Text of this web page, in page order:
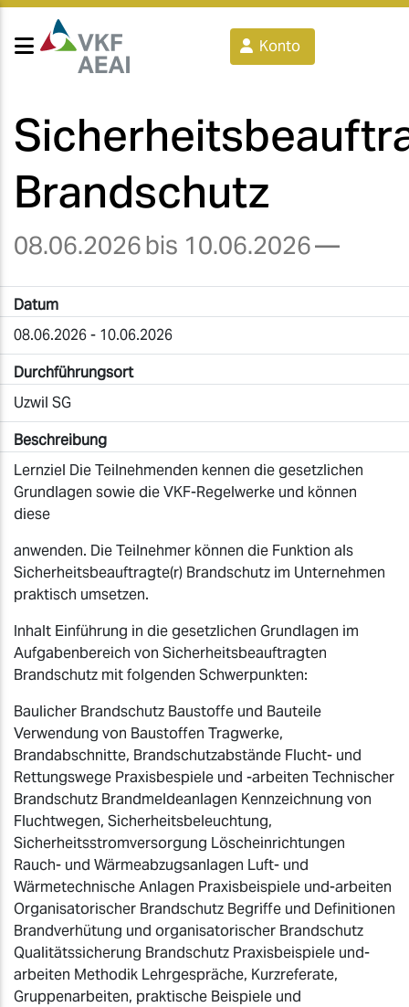
Konto
Brandschutz
08.06.2026bis 10.06.2026—
Datum
08.06.2026 - 10.06.2026
Durchführungsort
Uzwil SG
Beschreibung
Lernziel Die Teilnehmenden kennen die gesetzlichen
Grundlagen sowie die VKF-Regelwerke und können
diese
anwenden. Die Teilnehmer können die Funktion als
Sicherheitsbeauftragte(r) Brandschutz im Unternehmen
praktisch umsetzen.
Inhalt Einführung in die gesetzlichen Grundlagen im
Aufgabenbereich von Sicherheitsbeauftragten
Brandschutz mit folgenden Schwerpunkten:
Baulicher Brandschutz Baustoffe und Bauteile
Verwendung von Baustoffen Tragwerke,
Brandabschnitte, Brandschutzabstände Flucht- und
Rettungswege Praxisbespiele und -arbeiten Technischer
Brandschutz Brandmeldeanlagen Kennzeichnung von
Fluchtwegen, Sicherheitsbeleuchtung,
Sicherheitsstromversorgung Löscheinrichtungen
Rauch- und Wärmeabzugsanlagen Luft- und
Wärmetechnische Anlagen Praxisbeispiele und-arbeiten
Organisatorischer Brandschutz Begriffe und Definitionen
Brandverhütung und organisatorischer Brandschutz
Qualitätssicherung Brandschutz Praxisbeispiele und-
arbeiten Methodik Lehrgespräche, Kurzreferate,
Gruppenarbeiten, praktische Beispiele und